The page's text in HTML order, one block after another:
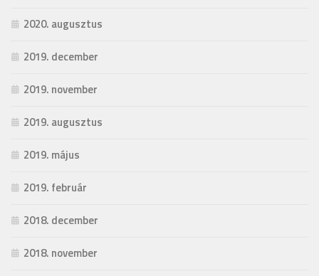
2020. augusztus
2019. december
2019. november
2019. augusztus
2019. május
2019. február
2018. december
2018. november